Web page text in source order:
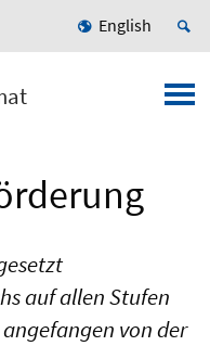
English
auf allen Stufen
von der